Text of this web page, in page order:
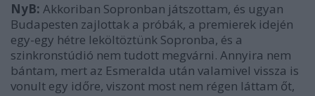
NyB: Akkoriban Sopronban játszottam, és ugyan
Budapesten zajlottak a próbák, a premierek idején
egy-egy hétre leköltöztünk Sopronba, és a
szinkronstúdió nem tudott megvárni. Annyira nem
bántam, mert az Esmeralda után valamivel vissza is
vonult egy időre, viszont most nem régen láttam őt,